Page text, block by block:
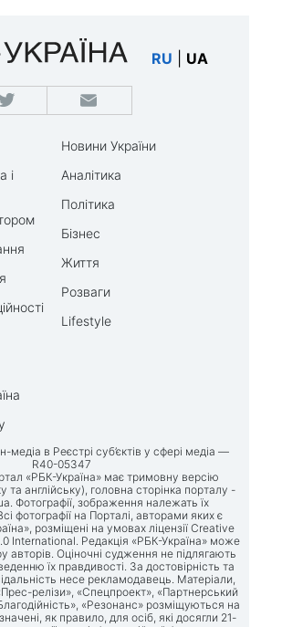
RU UA
і
Новини України
Аналітика
Політика
Бізнес
Життя
Розваги
Lifestyle
медіа в Реєстрі суб’єктів у сфері медіа —
R40-05347
«РБК-Україна» має тримовну версію
та англійську), головна сторінка порталу -
. Фотографії, зображення належать їх
фотографії на Порталі, авторами яких є
розміщені на умовах ліцензії Creative
International. Редакція «РБК-Україна» може
авторів. Оціночні судження не підлягають
їх правдивості. За достовірність та
несе рекламодавець. Матеріали,
релізи», «Спецпроект», «Партнерський
«Резонанс» розміщуються на
як правило, для осіб, які досягли 21-